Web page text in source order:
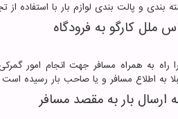
بندی و پالت بندی لوازم بار با استفاده
ملل کارگو به فرودگاه
راه به همراه مسافر جهت انجام امور
به اطلاع مسافر و یا صاحب بار رسیده
ارسال بار به مقصد مسافر